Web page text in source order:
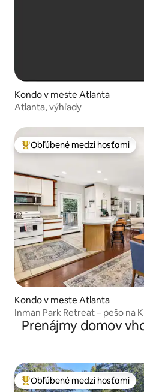
Kondo v meste Atlanta
Atlanta, výhľady
Najobľúbenejšie medzi hosťami
Obľúbené medzi hosťami
Kondo v meste Atlanta
Inman Park Retreat – pešo na
Prenájmy domov
Najobľúbenejšie medzi hosťami
Obľúbené medzi hosťami